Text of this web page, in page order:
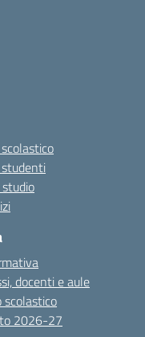
docenti e aule
scolastico
2026-27